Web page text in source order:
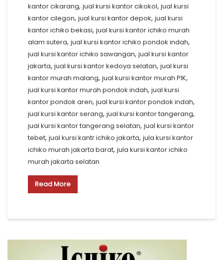
kantor cikarang, jual kursi kantor cikokol, jual kursi
kantor cilegon, jual kursi kantor depok, jual kursi
kantor ichiko bekasi, jual kursi kantor ichiko murah
alam sutera, jual kursi kantor ichiko pondok indah,
jual kursi kantor ichiko sawangan, jual kursi kantor
jakarta, jual kursi kantor kedoya selatan, jual kursi
kantor murah malang, jual kursi kantor murah PIK,
jual kursi kantor murah pondok indah, jual kursi
kantor pondok aren, jual kursi kantor pondok indah,
jual kursi kantor serang, jual kursi kantor tangerang,
jual kursi kantor tangerang selatan, jual kursi kantor
tebet, jual kursi kantr ichiko jakarta, jula kursi kantor
ichiko murah jakarta barat, jula kursi kantor ichiko
murah jakarta selatan
Read More